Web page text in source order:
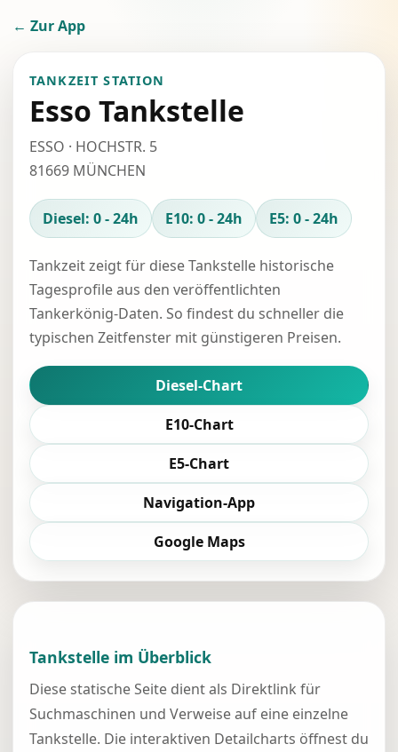
← Zur App
TANKZEIT STATION
Esso Tankstelle
ESSO · HOCHSTR. 5
81669 MÜNCHEN
Diesel: 0 - 24h E10: 0 - 24h E5: 0 - 24h
Tankzeit zeigt für diese Tankstelle historische
Tagesprofile aus den veröffentlichten
Tankerkönig-Daten. So findest du schneller die
typischen Zeitfenster mit günstigeren Preisen.
Diesel-Chart
E10-Chart
E5-Chart
Navigation-App
Google Maps
Tankstelle im Überblick
Diese statische Seite dient als Direktlink für
Suchmaschinen und Verweise auf eine einzelne
Tankstelle. Die interaktiven Detailcharts öffnest du